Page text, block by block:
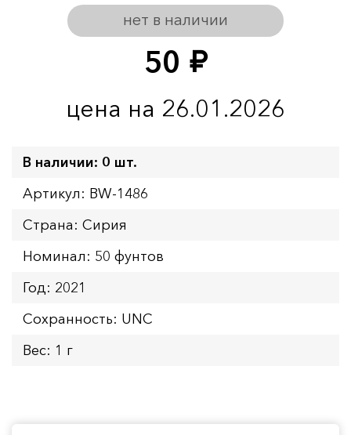
50 руб.
цена на 26.01.2026
нет в наличии
В наличии: 0 шт.
Артикул: BW-1486
Страна: Сирия
Номинал: 50 фунтов
Год: 2021
Сохранность: UNC
Вес: 1 г